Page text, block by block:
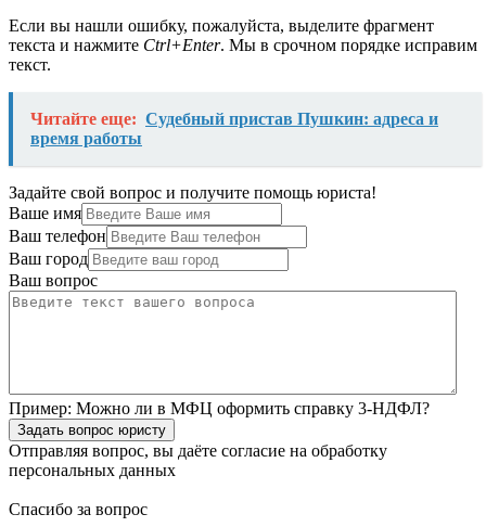
Если вы нашли ошибку, пожалуйста, выделите фрагмент
текста и нажмите Ctrl+Enter. Мы в срочном порядке исправим
текст.
Читайте еще: Судебный пристав Пушкин: адреса и
время работы
Задайте свой вопрос и получите помощь юриста!
Ваше имя
Ваш телефон
Ваш город
Ваш вопрос
Пример: Можно ли в МФЦ оформить справку 3-НДФЛ?
Задать вопрос юристу
Отправляя вопрос, вы даёте согласие на обработку
персональных данных
Спасибо за вопрос